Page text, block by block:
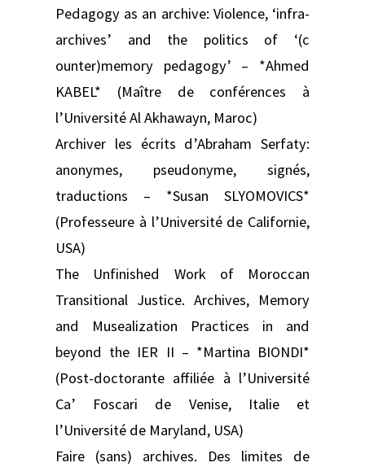
Pedagogy as an archive: Violence, ‘infra-
archives’ and the politics of ‘(c
ounter)memory pedagogy’ – *Ahmed
KABEL* (Maître de conférences à
l’Université Al Akhawayn, Maroc)
Archiver les écrits d’Abraham Serfaty:
anonymes, pseudonyme, signés,
traductions – *Susan SLYOMOVICS*
(Professeure à l’Université de Californie,
USA)
The Unfinished Work of Moroccan
Transitional Justice. Archives, Memory
and Musealization Practices in and
beyond the IER II – *Martina BIONDI*
(Post-doctorante affiliée à l’Université
Ca’ Foscari de Venise, Italie et
l’Université de Mary­land, USA)
Faire (sans) archives. Des limites de